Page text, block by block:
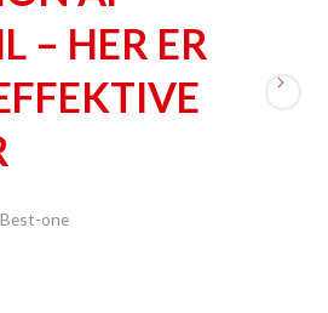
– HER ER
Best-one